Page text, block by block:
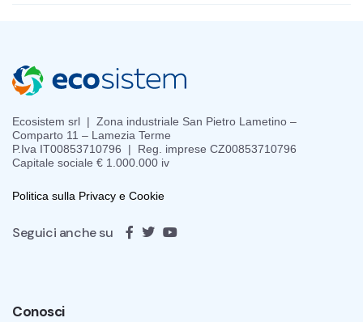
Ecosistem srl | Zona industriale San Pietro Lametino –
Comparto 11 – Lamezia Terme
P.Iva IT00853710796 | Reg. imprese CZ00853710796
Capitale sociale € 1.000.000 iv
Politica sulla Privacy e Cookie
Seguici anche su
Conosci